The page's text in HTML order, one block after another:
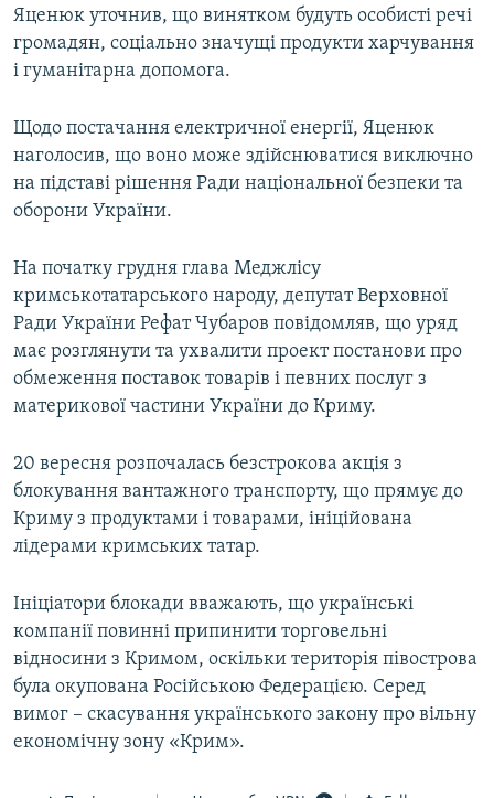
Яценюк уточнив, що винятком будуть особисті речі
громадян, соціально значущі продукти харчування
і гуманітарна допомога.
Щодо постачання електричної енергії, Яценюк
наголосив, що воно може здійснюватися виключно
на підставі рішення Ради національної безпеки та
оборони України.
На початку грудня глава Меджлісу
кримськотатарського народу, депутат Верховної
Ради України Рефат Чубаров повідомляв, що уряд
має розглянути та ухвалити проект постанови про
обмеження поставок товарів і певних послуг з
материкової частини України до Криму.
20 вересня розпочалась безстрокова акція з
блокування вантажного транспорту, що прямує до
Криму з продуктами і товарами, ініційована
лідерами кримських татар.
Ініціатори блокади вважають, що українські
компанії повинні припинити торговельні
відносини з Кримом, оскільки територія півострова
була окупована Російською Федерацією. Серед
вимог – скасування українського закону про вільну
економічну зону «Крим».